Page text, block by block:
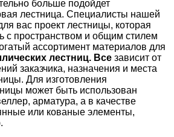
больше подойдет
лестница. Специалисты нашей
вас проект лестницы, которая
с пространством и общим стилем
ассортимент материалов для
лестниц. Все зависит от
заказчика, назначения и места
Для изготовления
может быть использован
арматура, а в качестве
или кованые элементы,